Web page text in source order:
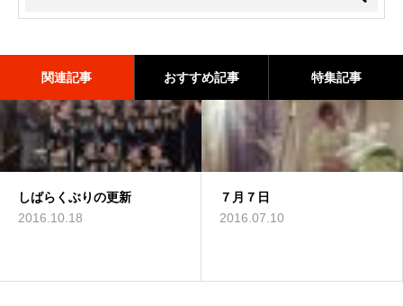
関連記事 おすすめ記事 特集記事
しばらくぶりの更新
2016.10.18
７月７日
2016.07.10
【動画公開】you tubeに
て CDに入っている曲の中
数学
2016.02.15
素読
2015.12.23